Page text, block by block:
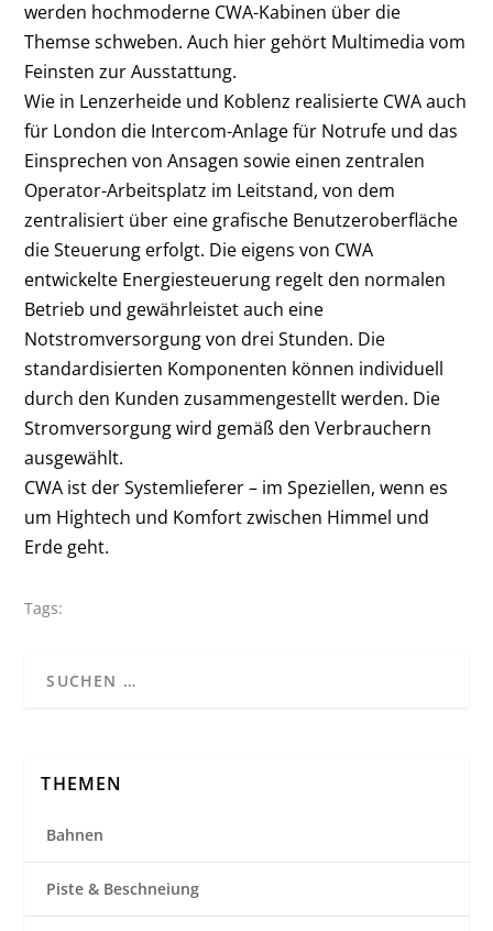
werden hochmoderne CWA-Kabinen über die
Themse schweben. Auch hier gehört Multimedia vom
Feinsten zur Ausstattung.
Wie in Lenzerheide und Koblenz realisierte CWA auch
für London die Intercom-Anlage für Notrufe und das
Einsprechen von Ansagen sowie einen zentralen
Operator-Arbeitsplatz im Leitstand, von dem
zentralisiert über eine grafische Benutzeroberfläche
die Steuerung erfolgt. Die eigens von CWA
entwickelte Energiesteuerung regelt den normalen
Betrieb und gewährleistet auch eine
Notstromversorgung von drei Stunden. Die
standardisierten Komponenten können individuell
durch den Kunden zusammengestellt werden. Die
Stromversorgung wird gemäß den Verbrauchern
ausgewählt.
CWA ist der Systemlieferer – im Speziellen, wenn es
um Hightech und Komfort zwischen Himmel und
Erde geht.
Tags:
THEMEN
Bahnen
Piste & Beschneiung